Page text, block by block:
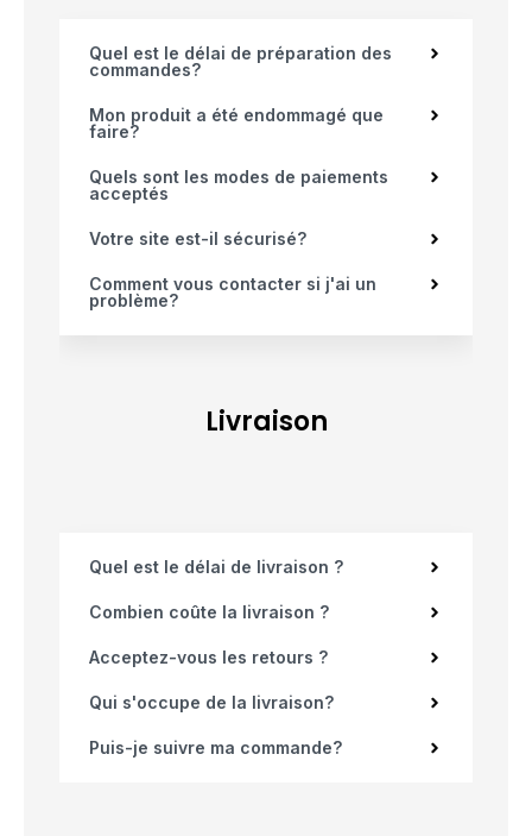
Quel est le délai de préparation des
commandes?
Mon produit a été endommagé que
faire?
Quels sont les modes de paiements
acceptés
Votre site est-il sécurisé?
Comment vous contacter si j'ai un
problème?
Livraison
Quel est le délai de livraison ?
Combien coûte la livraison ?
Acceptez-vous les retours ?
Qui s'occupe de la livraison?
Puis-je suivre ma commande?